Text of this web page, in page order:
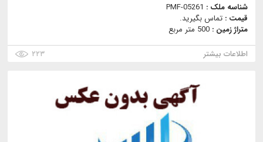
شناسه ملک : PMF-05261
قیمت : تماس بگیرید.
متراژ زمین : 500 متر مربع
اطلاعات بیشتر
۲۲۳